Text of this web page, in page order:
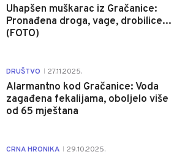
Uhapšen muškarac iz Gračanice:
Pronađena droga, vage, drobilice...
(FOTO)
DRUŠTVO 27.11.2025.
Alarmantno kod Gračanice: Voda
zagađena fekalijama, oboljelo više
od 65 mještana
CRNA HRONIKA 29.10.2025.